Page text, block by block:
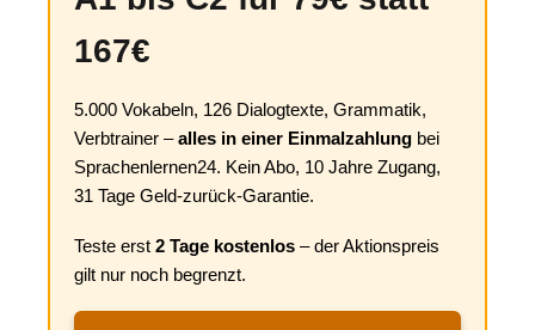
167€
5.000 Vokabeln, 126 Dialogtexte, Grammatik,
Verbtrainer –alles in einer Einmalzahlung bei
Sprachenlernen24. Kein Abo, 10 Jahre Zugang,
31 Tage Geld-zurück-Garantie.
Teste erst 2 Tage kostenlos – der Aktionspreis
gilt nur noch begrenzt.